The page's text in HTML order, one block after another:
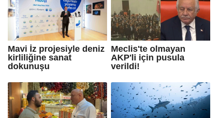
Mavi İz projesiyle deniz
kirliliğine sanat
dokunuşu
Meclis'te olmayan
AKP'li için pusula
verildi!